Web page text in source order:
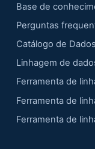
Base de
Perguntas
Catálogo de Dados
Linhagem de
Ferramenta de
Ferramenta de
Ferramenta de